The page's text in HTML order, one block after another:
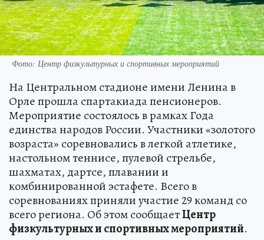
Фото: Центр физкультурных и спортивных мероприятий
На Центральном стадионе имени Ленина в
Орле прошла спартакиада пенсионеров.
Мероприятие состоялось в рамках Года
единства народов России. Участники «золотого
возраста» соревновались в легкой атлетике,
настольном теннисе, пулевой стрельбе,
шахматах, дартсе, плавании и
комбинированной эстафете. Всего в
соревнованиях приняли участие 29 команд со
всего региона. Об этом сообщаетЦентр
физкультурных и спортивных мероприятий.